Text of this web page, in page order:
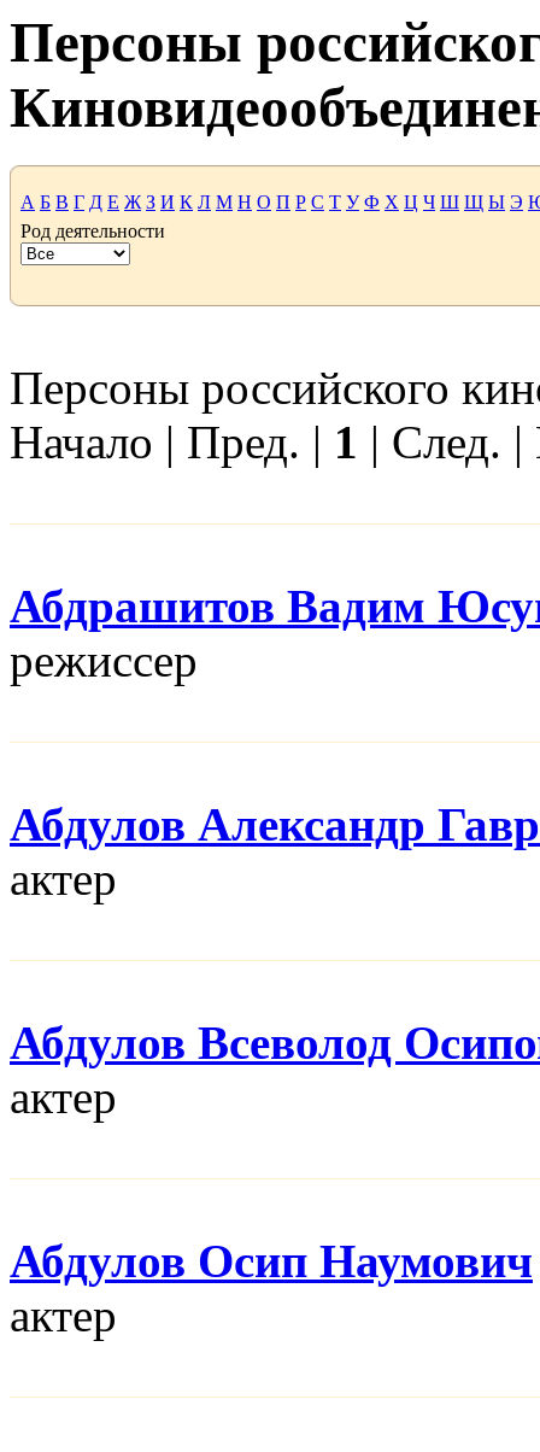
Персоны
А Б В Г Д Е Ж З И К Л М Н О П Р С Т У Ф Х Ц Ч Ш Щ Ы Э
Род деятельности
Персоны российского
Начало | Пред. | 1 | След.
Абдрашитов Вадим
режисcер
Абдулов Александр
актер
Абдулов Всеволод
актер
Абдулов Осип Наумович
актер